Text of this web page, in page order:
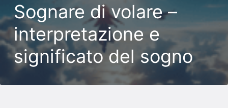
Sognare di volare –
interpretazione e
significato del sogno